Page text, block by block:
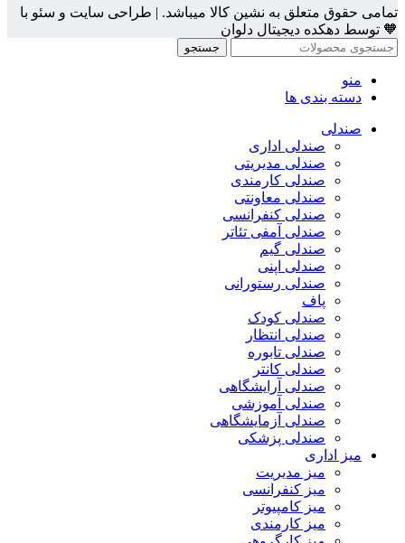
تمامی حقوق متعلق به نشین کالا میباشد. | طراحی سایت و سئو با
🧡 توسط دهکده دیجیتال دلوان
جستجو
منو
دسته بندی ها
صندلی
صندلی اداری
صندلی مدیریتی
صندلی کارمندی
صندلی معاونتی
صندلی کنفرانسی
صندلی آمفی تئاتر
صندلی گیم
صندلی اپنی
صندلی رستورانی
پاف
صندلی کودک
صندلی انتظار
صندلی تابوره
صندلی کانتر
صندلی آرایشگاهی
صندلی آموزشی
صندلی آزمایشگاهی
صندلی پزشکی
میز اداری
میز مدیریت
میز کنفرانسی
میز کامپیوتر
میز کارمندی